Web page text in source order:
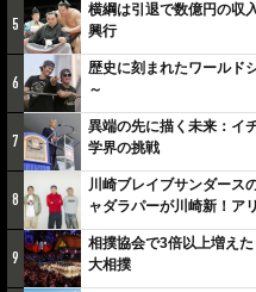
5
横綱は引退で数億円の収
興行
6
歴史に刻まれたワールド
～
7
異端の先に描く未来：イ
学界の挑戦
8
川崎ブレイブサンダース
ャダラパーが川崎新！ア
しみでしかないでしょ。
9
相撲協会で3倍以上増え
大相撲